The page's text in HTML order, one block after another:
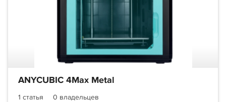
ANYCUBIC 4Max Metal
1 статья
0 владельцев